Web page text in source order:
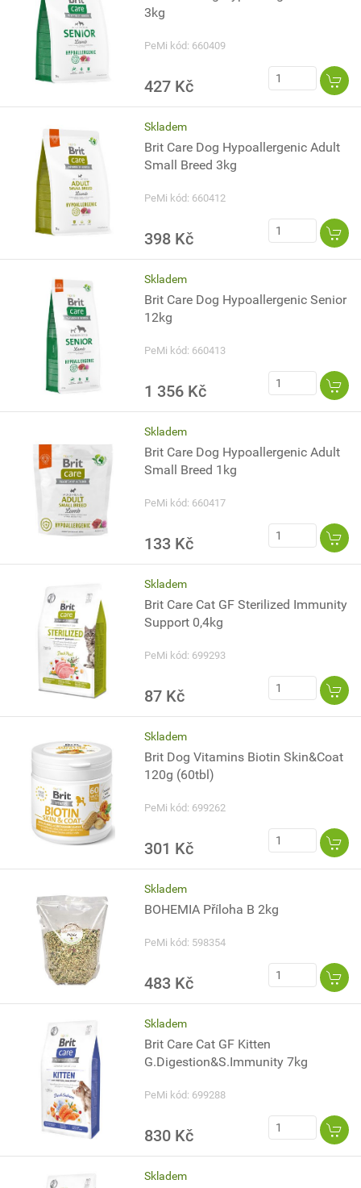
3kg
PeMi kód: 660409
427 Kč
Skladem
Brit Care Dog Hypoallergenic Adult
Small Breed 3kg
PeMi kód: 660412
398 Kč
Skladem
Brit Care Dog Hypoallergenic Senior
12kg
PeMi kód: 660413
1 356 Kč
Skladem
Brit Care Dog Hypoallergenic Adult
Small Breed 1kg
PeMi kód: 660417
133 Kč
Skladem
Brit Care Cat GF Sterilized Immunity
Support 0,4kg
PeMi kód: 699293
87 Kč
Skladem
Brit Dog Vitamins Biotin Skin&Coat
120g (60tbl)
PeMi kód: 699262
301 Kč
Skladem
BOHEMIA Příloha B 2kg
PeMi kód: 598354
483 Kč
Skladem
Brit Care Cat GF Kitten
G.Digestion&S.Immunity 7kg
PeMi kód: 699288
830 Kč
Skladem